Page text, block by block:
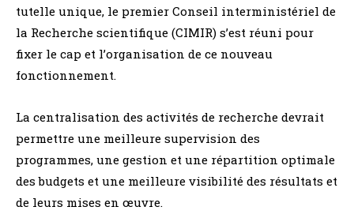
tutelle unique, le premier Conseil interministériel de
la Recherche scientifique (CIMIR) s’est réuni pour
fixer le cap et l’organisation de ce nouveau
fonctionnement.
La centralisation des activités de recherche devrait
permettre une meilleure supervision des
programmes, une gestion et une répartition optimale
des budgets et une meilleure visibilité des résultats et
de leurs mises en œuvre.